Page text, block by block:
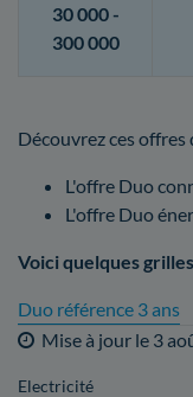
30 000 -
300 000
Découvrez ces
L'offre Duo
L'offre Duo
Voici quelques
Duo référence 3 ans
Mise à jour le 3
Electricité